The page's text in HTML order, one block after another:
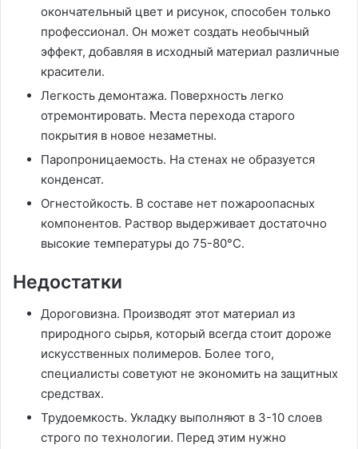
окончательный цвет и рисунок, способен только
профессионал. Он может создать необычный
эффект, добавляя в исходный материал различные
красители.
Легкость демонтажа. Поверхность легко
отремонтировать. Места перехода старого
покрытия в новое незаметны.
Паропроницаемость. На стенах не образуется
конденсат.
Огнестойкость. В составе нет пожароопасных
компонентов. Раствор выдерживает достаточно
высокие температуры до 75-80°С.
Недостатки
Дороговизна. Производят этот материал из
природного сырья, который всегда стоит дороже
искусственных полимеров. Более того,
специалисты советуют не экономить на защитных
средствах.
Трудоемкость. Укладку выполняют в 3-10 слоев
строго по технологии. Перед этим нужно